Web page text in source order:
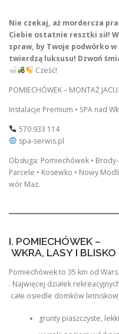
Nie czekaj, aż mordercza
Ciebie ostatnie resztki sił!
spraw, by Twoje podwórko
twierdzą luksusu! Dzwoń
Cześć!
POMIECHÓWEK – MONTAŻ
Instalacje Premium • SPA nad
570 933 114
spa-serwis.pl
Obsługa: Pomiechówek • Brody-
Parcele • Kosewko • Nowy
wór Maz.
I. POMIECHÓWEK –
WKRA, LASY I
Pomiechówek to 35 km od
. Najwięcej działek
całe osiedle domków
grunty piaszczyste,